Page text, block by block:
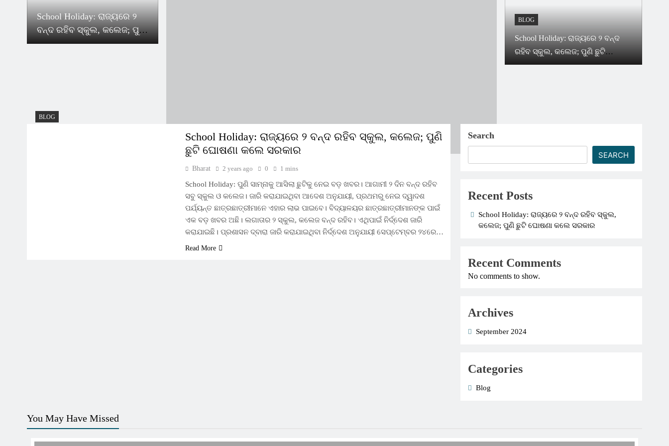
BLOG
School Holiday: ରାଜ୍ୟରେ ୨ ବନ୍ଦ
ରହିବ ସ୍କୁଲ, କଲେଜ; ପୁଣି ଛୁଟି
ଘୋଷଣା କଲେ ସରକାର
School Holiday: ରାଜ୍ୟରେ ୨
ବନ୍ଦ ରହିବ ସ୍କୁଲ, କଲେଜ; ପୁଣି
ଛୁଟି ଘୋଷଣା କଲେ ସରକାର
BLOG
School Holiday: ରାଜ୍ୟରେ ୨ ବନ୍ଦ ରହିବ ସ୍କୁଲ, କଲେଜ; ପୁଣି
ଛୁଟି ଘୋଷଣା କଲେ ସରକାର
Bharat 2 years ago 0 1 mins
School Holiday: ପୁଣି ସାମ୍ନାକୁ ଆସିଲା ଛୁଟିକୁ ନେଇ ବଡ଼ ଖବର। ଆଗାମୀ ୨ ଦିନ ବନ୍ଦ ରହିବ
ସବୁ ସ୍କୁଲ ଓ କଲେଜ। ଜାରି କରାଯାଇଥିବା ଆଦେଶ ଅନୁଯାୟୀ, ପ୍ରଥମରୁ ନେଇ ଦ୍ୱାଦଶ
ପର୍ଯ୍ୟନ୍ତ ଛାତ୍ରଛାତ୍ରୀମାନେ ଏହାର ଲାଭ ପାଇବେ। ବିଦ୍ୟାଳୟର ଛାତ୍ରଛାତ୍ରୀମାନଙ୍କ ପାଇଁ
ଏକ ବଡ଼ ଖବର ଅଛି। ଲଗାତାର ୨ ସ୍କୁଲ, କଲେଜ ବନ୍ଦ ରହିବ। ଏଥିପାଇଁ ନିର୍ଦ୍ଦେଶ ଜାରି
କରାଯାଇଛି। ପ୍ରଶାସନ ଦ୍ବାରା ଜାରି କରାଯାଇଥିବା ନିର୍ଦ୍ଦେଶ ଅନୁଯାୟୀ ସେପ୍ଟେମ୍ବର ୨୪ରେ…
Read More
Search
SEARCH
Recent Posts
School Holiday: ରାଜ୍ୟରେ ୨ ବନ୍ଦ ରହିବ ସ୍କୁଲ,
କଲେଜ; ପୁଣି ଛୁଟି ଘୋଷଣା କଲେ ସରକାର
Recent Comments
No comments to show.
Archives
September 2024
Categories
Blog
You May Have Missed